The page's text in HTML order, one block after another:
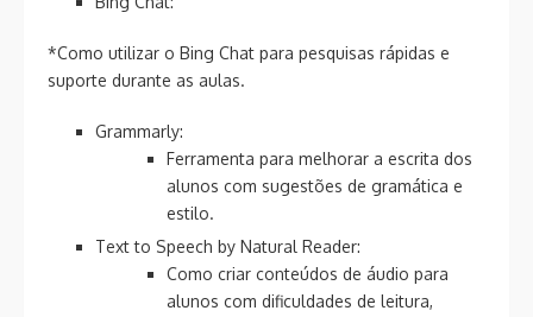
*Como utilizar o Bing Chat para pesquisas rápidas e
suporte durante as aulas.
Grammarly:
Ferramenta para melhorar a escrita dos
alunos com sugestões de gramática e
estilo.
Text to Speech by Natural Reader:
Como criar conteúdos de áudio para
alunos com dificuldades de leitura,